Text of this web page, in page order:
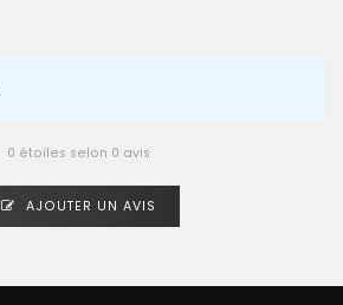
0 étoiles selon 0 avis
AJOUTER UN AVIS